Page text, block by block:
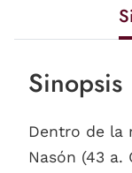
Sinopsis
Dentro de la
Nasón (43 a.